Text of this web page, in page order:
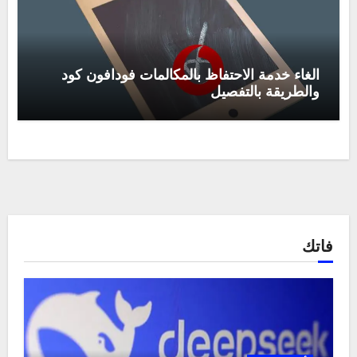
الغاء خدمة الاحتفاظ بالمكالمات فودافون كود
والطريقة بالتفصيل
فاتك